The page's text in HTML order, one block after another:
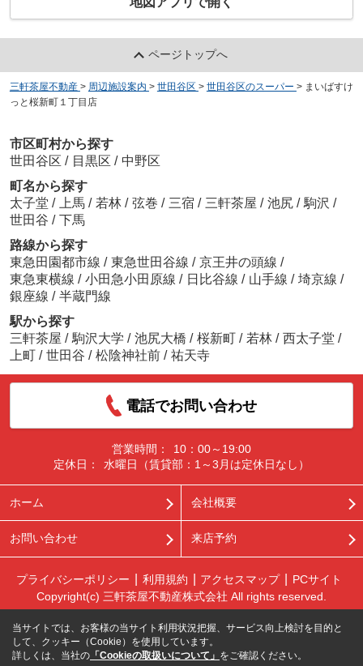
ページトップへ
三軒茶屋不動産 > 周辺施設案内 > 世田谷区 > 世田谷区のスーパー > まいばすけ
っと桜新町１丁目店
市区町村から探す
世田谷区 / 目黒区 / 中野区
町名から探す
太子堂 / 上馬 / 若林 / 弦巻 / 三宿 / 三軒茶屋 / 池尻 / 駒沢 /
世田谷 / 下馬
路線から探す
東急田園都市線 / 東急世田谷線 / 京王井の頭線 /
東急東横線 / 小田急小田原線 / 日比谷線 / 山手線 / 埼京線 /
銀座線 / 半蔵門線
駅から探す
三軒茶屋 / 駒沢大学 / 池尻大橋 / 桜新町 / 若林 / 西太子堂 /
上町 / 世田谷 / 松陰神社前 / 祐天寺
電話でお問い合わせ
営業時間：
10：00～19:00
定休日：
水曜日（賃貸部：1～3月は定休日なし）
ホーム 会社概要
お問い合わせ 来店予約
プライバシーポリシー 利用規約 アクセスマップ
PCサイト
Copyright(c) 三軒茶屋不動産株式会社 All rights reserved.
当サイトでは、お客様の当サイト利用状況把握、サービス向上検討を目的と
して、クッキー（Cookie）を使用しています。
詳しくは、当社の 「Cookieの取扱いについて」 をご確認ください。